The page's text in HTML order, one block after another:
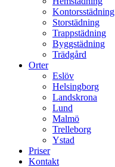
Kontorsstädning
Storstädning
Trappstädning
Byggstädning
Trädgård
Orter
Eslöv
Helsingborg
Landskrona
Lund
Malmö
Trelleborg
Ystad
Priser
Kontakt